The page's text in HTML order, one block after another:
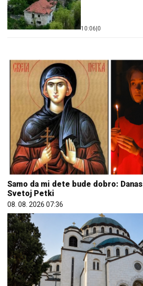
10:06 0
Samo da mi dete bude dobro:
Svetoj Petki
08. 08. 2026 07:36